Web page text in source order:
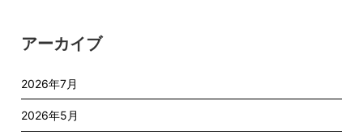
アーカイブ
2026年7月
2026年5月